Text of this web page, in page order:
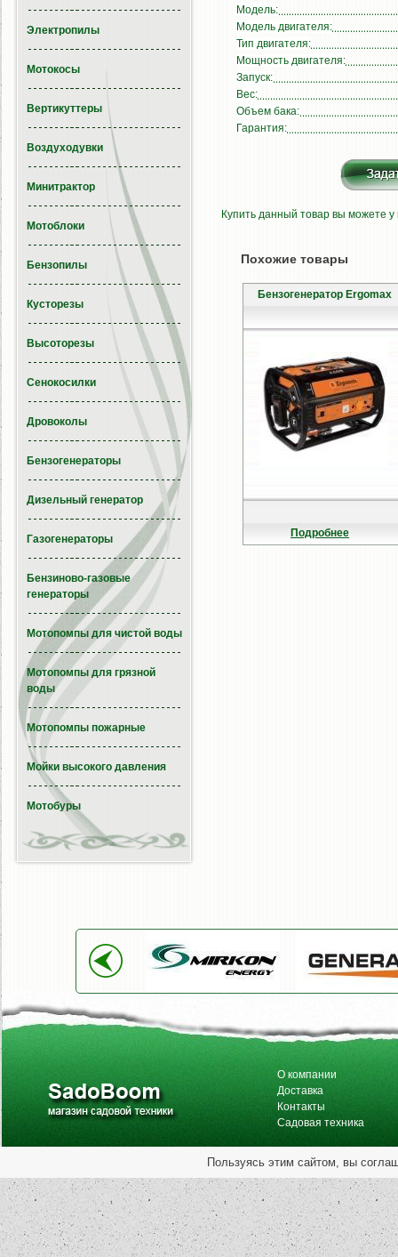
Модель:
Модель двигателя:
Тип двигателя:
Мощность двигателя:
Запуск:
Вес:
Объем бака:
Гарантия:
Купить данный товар вы можете
Похожие товары
Бензогенератор Ergomax
Подробнее
Электропилы
Мотокосы
Вертикуттеры
Воздуходувки
Минитрактор
Мотоблоки
Бензопилы
Кусторезы
Высоторезы
Сенокосилки
Дровоколы
Бензогенераторы
Дизельный генератор
Газогенераторы
Бензиново-газовые
генераторы
Мотопомпы для чистой воды
Мотопомпы для грязной
воды
Мотопомпы пожарные
Мойки высокого давления
Мотобуры
О компании
Доставка
Контакты
Садовая техника
Пользуясь этим сайтом, вы